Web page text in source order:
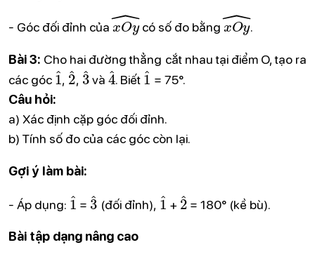
- Góc đối đỉnh của
xOy^
có số đo bằng
xOy^
.
Bài 3: Cho hai đường thẳng cắt nhau tại điểm O, tạo ra
các góc
1^
,
2^
,
3^
và
4^
. Biết
1^
= 75°.
Câu hỏi:
a) Xác định cặp góc đối đỉnh.
b) Tính số đo của các góc còn lại.
Gợi ý làm bài:
- Áp dụng:
1
=
3
(đối đỉnh),
1^
+
2
= 180° (kề bù).
Bài tập dạng nâng cao